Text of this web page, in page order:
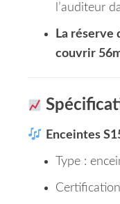
l’auditeur
La réserve
couvrir
Enceintes
Type :